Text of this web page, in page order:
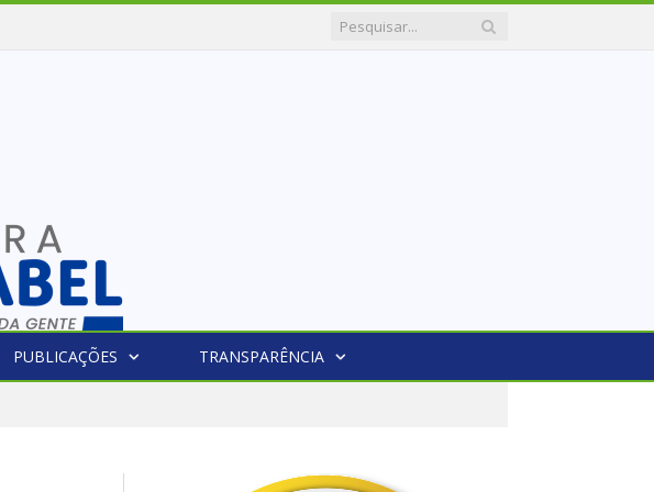
PUBLICAÇÕES TRANSPARÊNCIA